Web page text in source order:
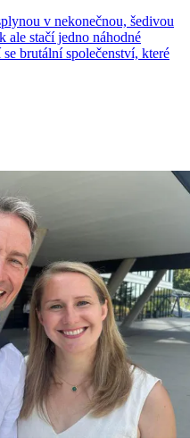
v nekonečnou, šedivou
ale stačí jedno náhodné
brutální společenství, které